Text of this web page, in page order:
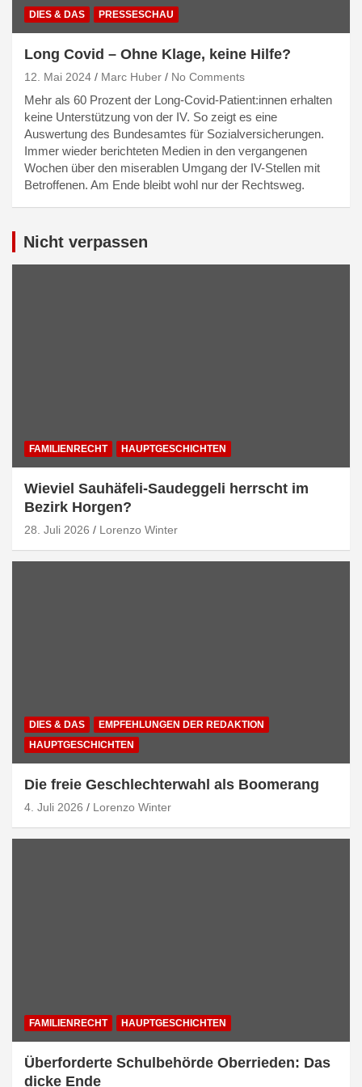
DIES & DAS PRESSESCHAU
Long Covid – Ohne Klage, keine Hilfe?
12. Mai 2024 Marc Huber No Comments
Mehr als 60 Prozent der Long-Covid-Patient:innen erhalten
keine Unterstützung von der IV. So zeigt es eine
Auswertung des Bundesamtes für Sozialversicherungen.
Immer wieder berichteten Medien in den vergangenen
Wochen über den miserablen Umgang der IV-Stellen mit
Betroffenen. Am Ende bleibt wohl nur der Rechtsweg.
Nicht verpassen
FAMILIENRECHT HAUPTGESCHICHTEN
Wieviel Sauhäfeli-Saudeggeli herrscht im
Bezirk Horgen?
28. Juli 2026 Lorenzo Winter
DIES & DAS
EMPFEHLUNGEN DER REDAKTION
HAUPTGESCHICHTEN
Die freie Geschlechterwahl als Boomerang
4. Juli 2026 Lorenzo Winter
FAMILIENRECHT HAUPTGESCHICHTEN
Überforderte Schulbehörde Oberrieden: Das
dicke Ende